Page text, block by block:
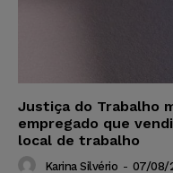
Justiça do Trabalho
empregado que
local de trabalho
Karina Silvério - 07/08/